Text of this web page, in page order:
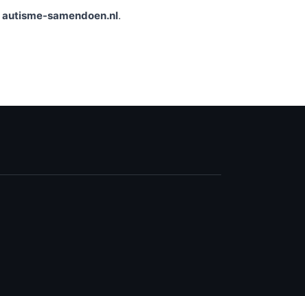
autisme-samendoen.nl.